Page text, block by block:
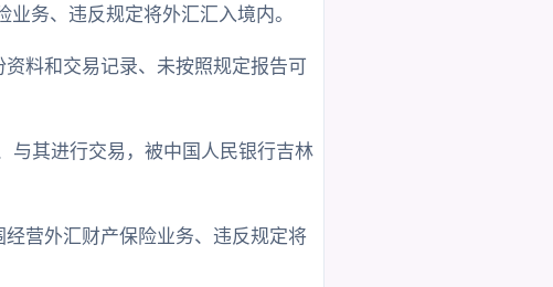
务、违反规定将外汇汇入境内。
料和交易记录、未按照规定报告可
与其进行交易，被中国人民银行吉林
营外汇财产保险业务、违反规定将